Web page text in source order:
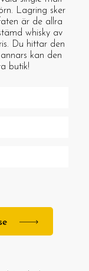
Lagring sker
är de allra
whisky av
Du hittar den
kan den
butik!